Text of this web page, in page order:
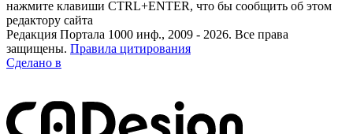
нажмите клавиши CTRL+ENTER, что бы сообщить об этом
редактору сайта
Редакция Портала 1000 инф., 2009 - 2026. Все права
защищены. Правила цитирования
Сделано в